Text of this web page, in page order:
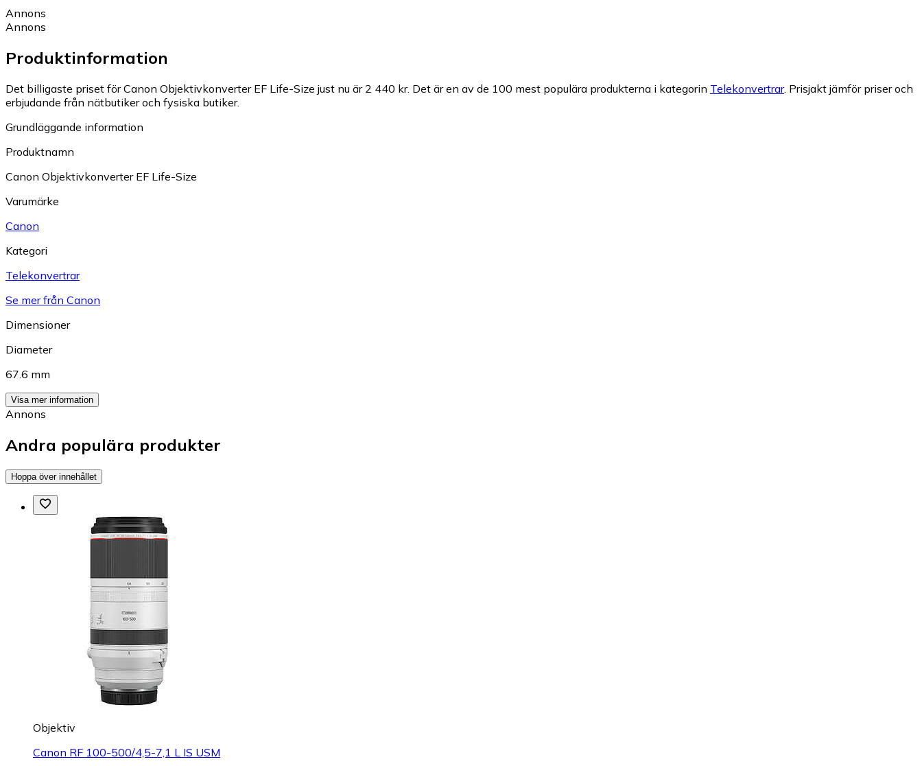
Annons
Annons
Produktinformation
Det billigaste priset för Canon Objektivkonverter EF Life-Size just nu är 2 440 kr. Det är en av de 100 mest populära produkterna i kategorin Telekonvertrar. Prisjakt jämför priser och
erbjudande från nätbutiker och fysiska butiker.
Grundläggande information
Produktnamn
Canon Objektivkonverter EF Life-Size
Varumärke
Canon
Kategori
Telekonvertrar
Se mer från Canon
Dimensioner
Diameter
67.6 mm
Visa mer information
Annons
Andra populära produkter
Hoppa över innehållet
Objektiv
Canon RF 100-500/4,5-7,1 L IS USM